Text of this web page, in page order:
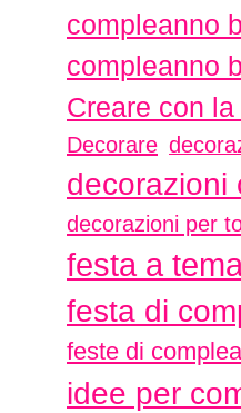
compleanno
compleanno
Creare con
Decorare
decorazioni
decorazioni per
festa a
festa di
feste di
idee per